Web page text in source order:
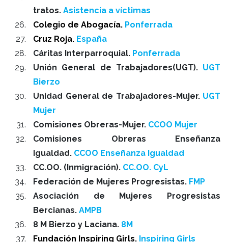
tratos. Asistencia a víctimas
Colegio de Abogacía. Ponferrada
Cruz Roja. España
Cáritas Interparroquial. Ponferrada
Unión General de Trabajadores(UGT). UGT
Bierzo
Unidad General de Trabajadores-Mujer. UGT
Mujer
Comisiones Obreras-Mujer. CCOO Mujer
Comisiones Obreras Enseñanza
Igualdad. CCOO Enseñanza Igualdad
CC.OO. (Inmigración). CC.OO. CyL
Federación de Mujeres Progresistas. FMP
Asociación de Mujeres Progresistas
Bercianas. AMPB
8 M Bierzo y Laciana. 8M
Fundación Inspiring Girls. Inspiring Girls